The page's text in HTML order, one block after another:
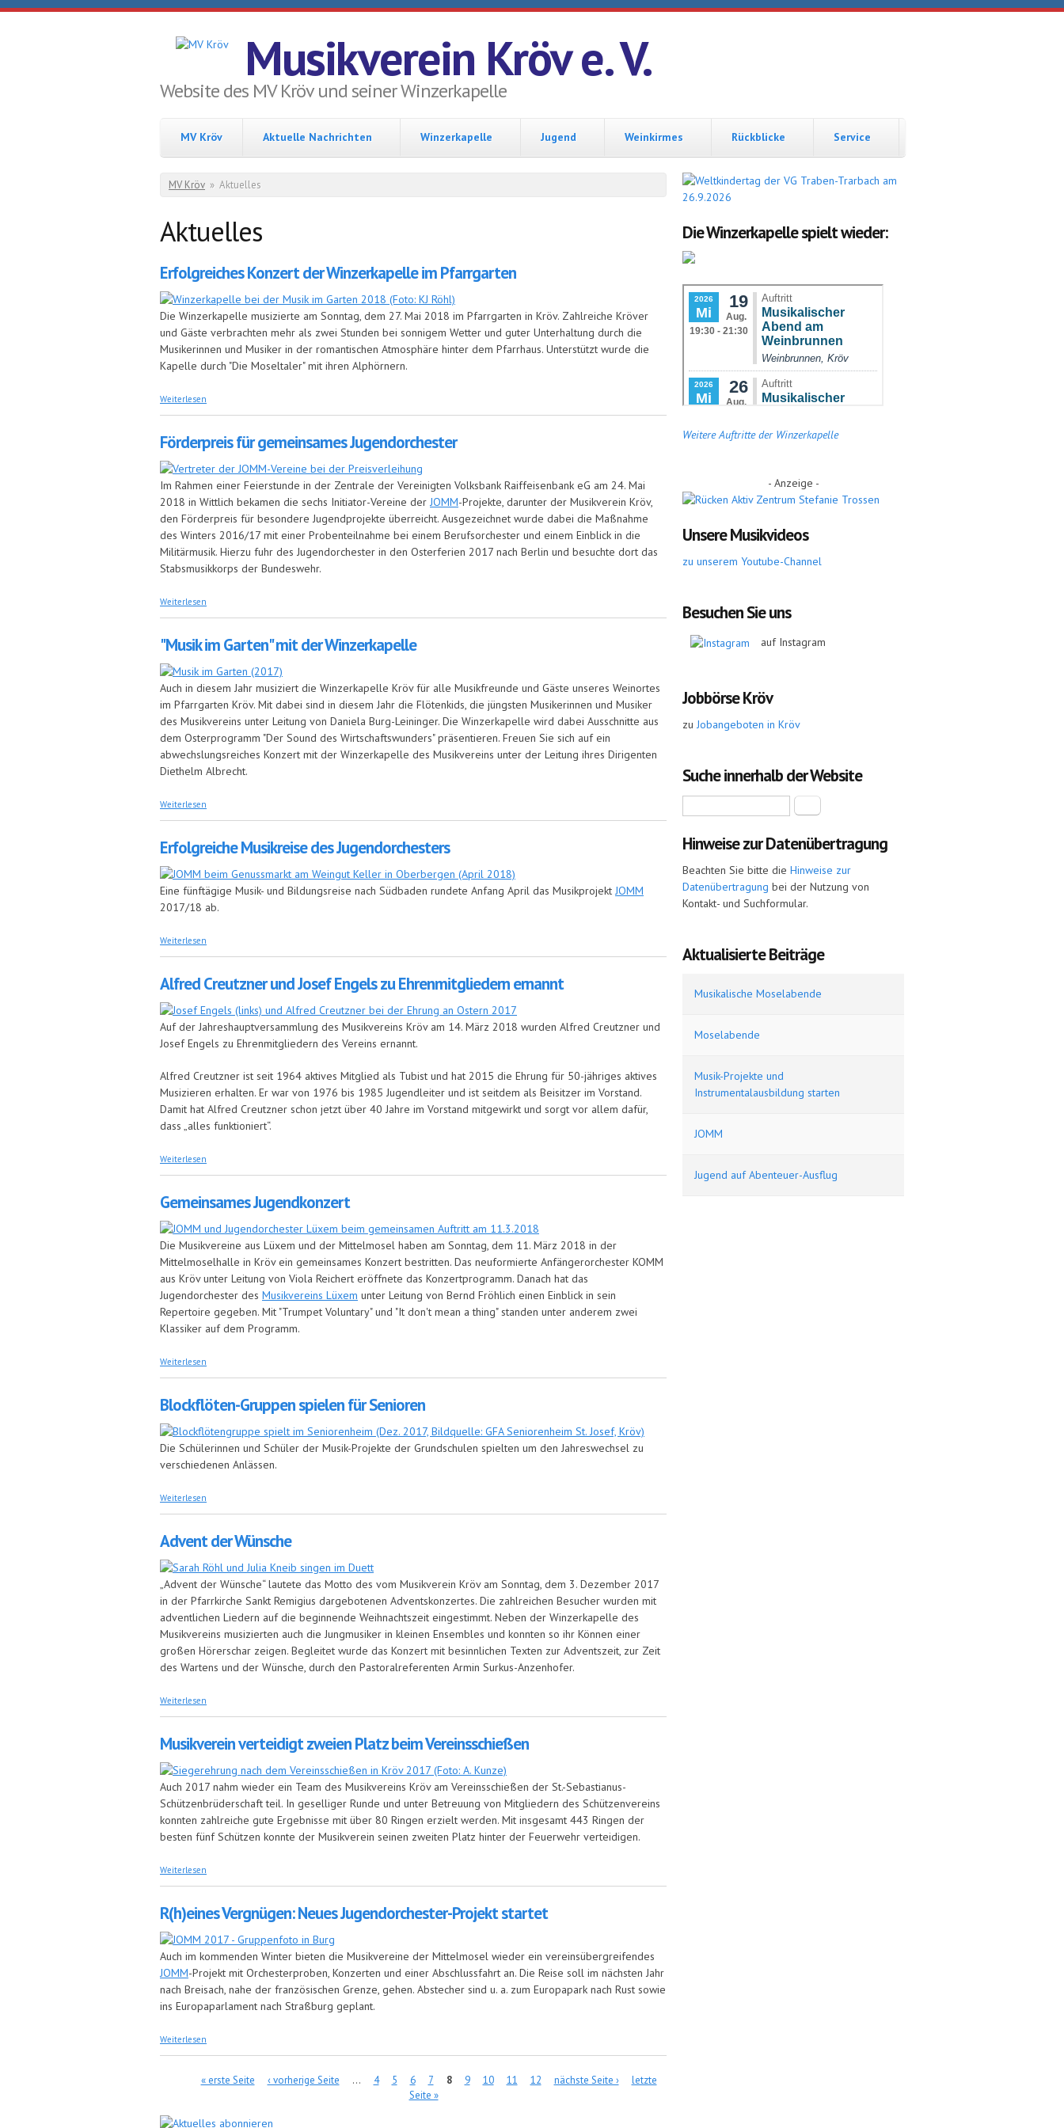
Direkt zum Inhalt
Musikverein Kröv e. V.
Website des MV Kröv und seiner Winzerkapelle
MV Kröv Aktuelle Nachrichten Winzerkapelle Jugend Weinkirmes Rückblicke Service
Sie sind hier
MV Kröv » Aktuelles
Aktuelles
Erfolgreiches Konzert der Winzerkapelle im Pfarrgarten
Die Winzerkapelle musizierte am Sonntag, dem 27. Mai 2018 im Pfarrgarten in Kröv. Zahlreiche Kröver
und Gäste verbrachten mehr als zwei Stunden bei sonnigem Wetter und guter Unterhaltung durch die
Musikerinnen und Musiker in der romantischen Atmosphäre hinter dem Pfarrhaus. Unterstützt wurde die
Kapelle durch "Die Moseltaler" mit ihren Alphörnern.
Weiterlesen
Förderpreis für gemeinsames Jugendorchester
Im Rahmen einer Feierstunde in der Zentrale der Vereinigten Volksbank Raiffeisenbank eG am 24. Mai
2018 in Wittlich bekamen die sechs Initiator-Vereine der JOMM-Projekte, darunter der Musikverein Kröv,
den Förderpreis für besondere Jugendprojekte überreicht. Ausgezeichnet wurde dabei die Maßnahme
des Winters 2016/17 mit einer Probenteilnahme bei einem Berufsorchester und einem Einblick in die
Militärmusik. Hierzu fuhr des Jugendorchester in den Osterferien 2017 nach Berlin und besuchte dort das
Stabsmusikkorps der Bundeswehr.
Weiterlesen
"Musik im Garten" mit der Winzerkapelle
Auch in diesem Jahr musiziert die Winzerkapelle Kröv für alle Musikfreunde und Gäste unseres Weinortes
im Pfarrgarten Kröv. Mit dabei sind in diesem Jahr die Flötenkids, die jüngsten Musikerinnen und Musiker
des Musikvereins unter Leitung von Daniela Burg-Leininger. Die Winzerkapelle wird dabei Ausschnitte aus
dem Osterprogramm "Der Sound des Wirtschaftswunders" präsentieren. Freuen Sie sich auf ein
abwechslungsreiches Konzert mit der Winzerkapelle des Musikvereins unter der Leitung ihres Dirigenten
Diethelm Albrecht.
Weiterlesen
Erfolgreiche Musikreise des Jugendorchesters
Eine fünftägige Musik- und Bildungsreise nach Südbaden rundete Anfang April das Musikprojekt JOMM
2017/18 ab.
Weiterlesen
Alfred Creutzner und Josef Engels zu Ehrenmitgliedern ernannt
Auf der Jahreshauptversammlung des Musikvereins Kröv am 14. März 2018 wurden Alfred Creutzner und
Josef Engels zu Ehrenmitgliedern des Vereins ernannt.
Alfred Creutzner ist seit 1964 aktives Mitglied als Tubist und hat 2015 die Ehrung für 50-jähriges aktives
Musizieren erhalten. Er war von 1976 bis 1985 Jugendleiter und ist seitdem als Beisitzer im Vorstand.
Damit hat Alfred Creutzner schon jetzt über 40 Jahre im Vorstand mitgewirkt und sorgt vor allem dafür,
dass „alles funktioniert“.
Weiterlesen
Gemeinsames Jugendkonzert
Die Musikvereine aus Lüxem und der Mittelmosel haben am Sonntag, dem 11. März 2018 in der
Mittelmoselhalle in Kröv ein gemeinsames Konzert bestritten. Das neuformierte Anfängerorchester KOMM
aus Kröv unter Leitung von Viola Reichert eröffnete das Konzertprogramm. Danach hat das
Jugendorchester des Musikvereins Lüxem unter Leitung von Bernd Fröhlich einen Einblick in sein
Repertoire gegeben. Mit "Trumpet Voluntary" und "It don't mean a thing" standen unter anderem zwei
Klassiker auf dem Programm.
Weiterlesen
Blockflöten-Gruppen spielen für Senioren
Die Schülerinnen und Schüler der Musik-Projekte der Grundschulen spielten um den Jahreswechsel zu
verschiedenen Anlässen.
Weiterlesen
Advent der Wünsche
„Advent der Wünsche“ lautete das Motto des vom Musikverein Kröv am Sonntag, dem 3. Dezember 2017
in der Pfarrkirche Sankt Remigius dargebotenen Adventskonzertes. Die zahlreichen Besucher wurden mit
adventlichen Liedern auf die beginnende Weihnachtszeit eingestimmt. Neben der Winzerkapelle des
Musikvereins musizierten auch die Jungmusiker in kleinen Ensembles und konnten so ihr Können einer
großen Hörerschar zeigen. Begleitet wurde das Konzert mit besinnlichen Texten zur Adventszeit, zur Zeit
des Wartens und der Wünsche, durch den Pastoralreferenten Armin Surkus-Anzenhofer.
Weiterlesen
Musikverein verteidigt zweien Platz beim Vereinsschießen
Auch 2017 nahm wieder ein Team des Musikvereins Kröv am Vereinsschießen der St.-Sebastianus-
Schützenbrüderschaft teil. In geselliger Runde und unter Betreuung von Mitgliedern des Schützenvereins
konnten zahlreiche gute Ergebnisse mit über 80 Ringen erzielt werden. Mit insgesamt 443 Ringen der
besten fünf Schützen konnte der Musikverein seinen zweiten Platz hinter der Feuerwehr verteidigen.
Weiterlesen
R(h)eines Vergnügen: Neues Jugendorchester-Projekt startet
Auch im kommenden Winter bieten die Musikvereine der Mittelmosel wieder ein vereinsübergreifendes
JOMM-Projekt mit Orchesterproben, Konzerten und einer Abschlussfahrt an. Die Reise soll im nächsten Jahr
nach Breisach, nahe der französischen Grenze, gehen. Abstecher sind u. a. zum Europapark nach Rust sowie
ins Europaparlament nach Straßburg geplant.
Weiterlesen
Seiten« erste Seite ‹ vorherige Seite … 4 5 6 7 8 9 10 11 12 nächste Seite ›
letzte
Seite »
Die Winzerkapelle spielt wieder:
Weitere Auftritte der Winzerkapelle
- Anzeige -
Unsere Musikvideos
zu unserem Youtube-Channel
Besuchen Sie uns
auf Instagram
Jobbörse Kröv
zu Jobangeboten in Kröv
Suche innerhalb der Website
Suche
Hinweise zur Datenübertragung
Beachten Sie bitte die Hinweise zur
Datenübertragung bei der Nutzung von
Kontakt- und Suchformular.
Aktualisierte Beiträge
Musikalische Moselabende
Moselabende
Musik-Projekte und
Instrumentalausbildung starten
JOMM
Jugend auf Abenteuer-Ausflug